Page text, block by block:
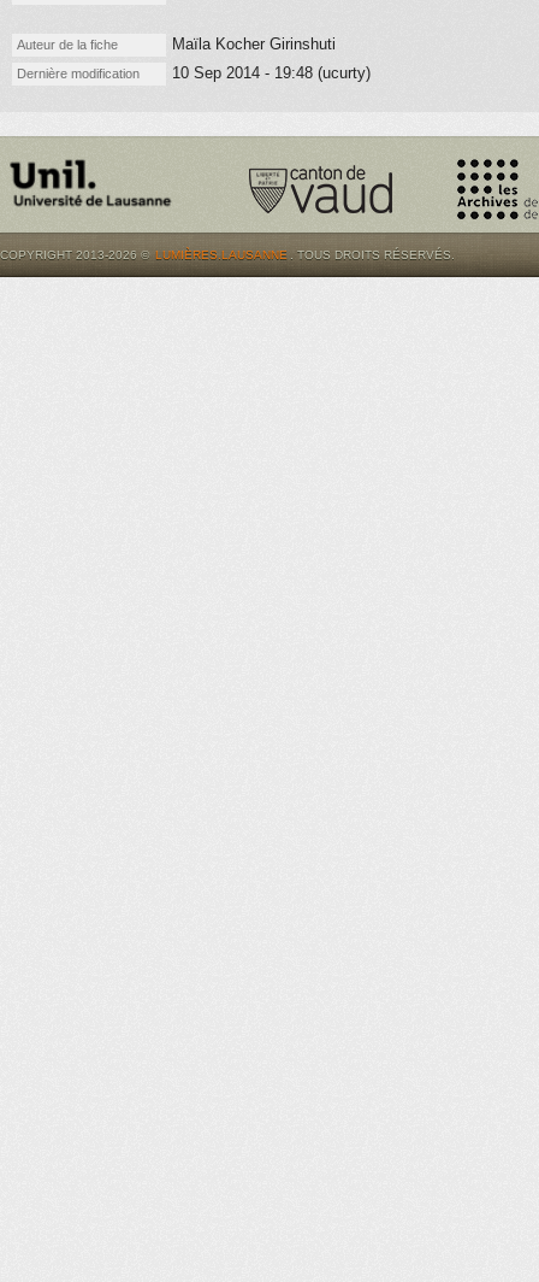
Auteur de la fiche Maïla Kocher Girinshuti
Dernière modification 10 Sep 2014 - 19:48 (ucurty)
COPYRIGHT 2013-2026 © LUMIÈRES.LAUSANNE . TOUS DROITS RÉSERVÉS.